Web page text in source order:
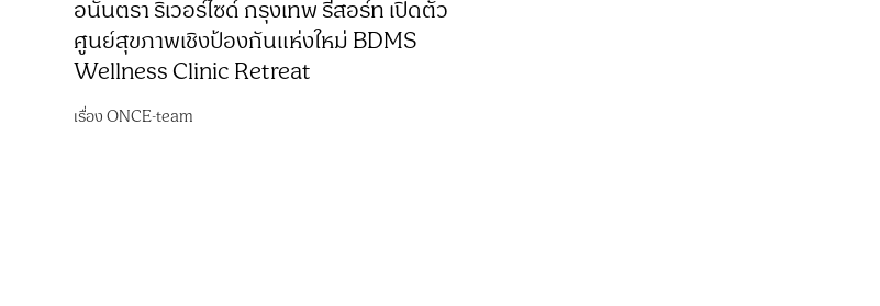
อนันตรา ริเวอร์ไซด์ กรุงเทพ รีสอร์ท เปิดตัว
ศูนย์สุขภาพเชิงป้องกันแห่งใหม่ BDMS
Wellness Clinic Retreat
เรื่องONCE-team